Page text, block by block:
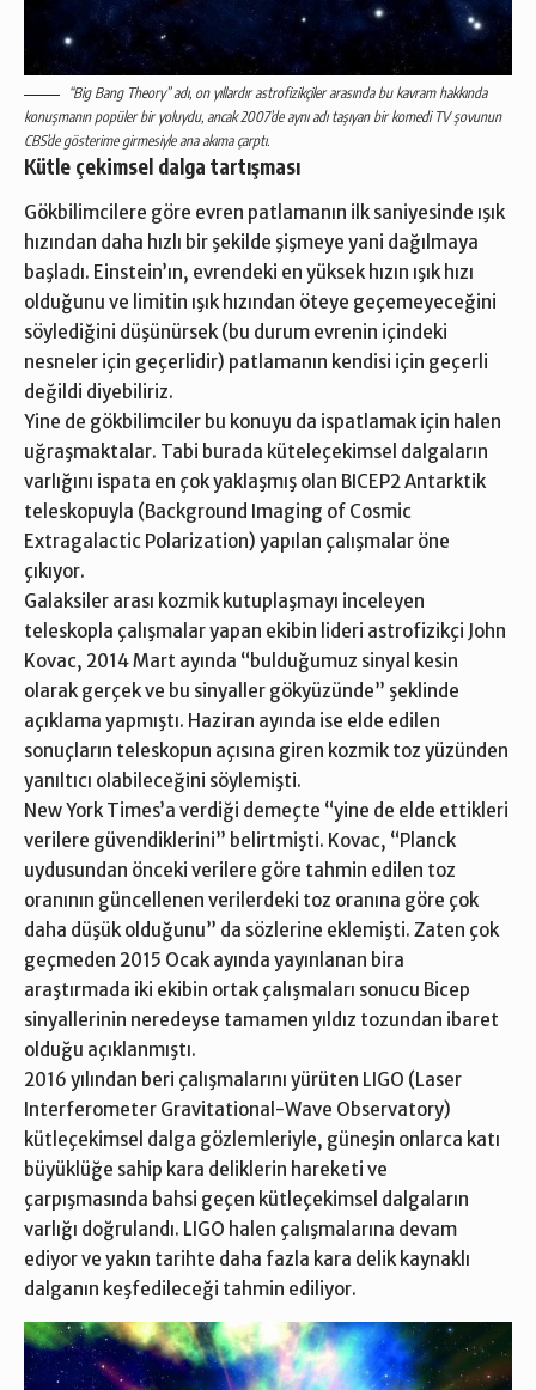
“Big Bang Theory” adı, on yıllardır astrofizikçiler arasında bu kavram hakkında
konuşmanın popüler bir yoluydu, ancak 2007’de aynı adı taşıyan bir komedi TV şovunun
CBS’de gösterime girmesiyle ana akıma çarptı.
Kütle çekimsel dalga tartışması
Gökbilimcilere göre evren patlamanın ilk saniyesinde ışık
hızından daha hızlı bir şekilde şişmeye yani dağılmaya
başladı. Einstein’ın, evrendeki en yüksek hızın ışık hızı
olduğunu ve limitin ışık hızından öteye geçemeyeceğini
söylediğini düşünürsek (bu durum evrenin içindeki
nesneler için geçerlidir) patlamanın kendisi için geçerli
değildi diyebiliriz.
Yine de gökbilimciler bu konuyu da ispatlamak için halen
uğraşmaktalar. Tabi burada küteleçekimsel dalgaların
varlığını ispata en çok yaklaşmış olan BICEP2 Antarktik
teleskopuyla (Background Imaging of Cosmic
Extragalactic Polarization) yapılan çalışmalar öne
çıkıyor.
Galaksiler arası kozmik kutuplaşmayı inceleyen
teleskopla çalışmalar yapan ekibin lideri astrofizikçi John
Kovac, 2014 Mart ayında “bulduğumuz sinyal kesin
olarak gerçek ve bu sinyaller gökyüzünde” şeklinde
açıklama yapmıştı. Haziran ayında ise elde edilen
sonuçların teleskopun açısına giren kozmik toz yüzünden
yanıltıcı olabileceğini söylemişti.
New York Times’a verdiği demeçte “yine de elde ettikleri
verilere güvendiklerini” belirtmişti. Kovac, “Planck
uydusundan önceki verilere göre tahmin edilen toz
oranının güncellenen verilerdeki toz oranına göre çok
daha düşük olduğunu” da sözlerine eklemişti. Zaten çok
geçmeden 2015 Ocak ayında yayınlanan bira
araştırmada iki ekibin ortak çalışmaları sonucu Bicep
sinyallerinin neredeyse tamamen yıldız tozundan ibaret
olduğu açıklanmıştı.
2016 yılından beri çalışmalarını yürüten LIGO (Laser
Interferometer Gravitational-Wave Observatory)
kütleçekimsel dalga gözlemleriyle, güneşin onlarca katı
büyüklüğe sahip kara deliklerin hareketi ve
çarpışmasında bahsi geçen kütleçekimsel dalgaların
varlığı doğrulandı. LIGO halen çalışmalarına devam
ediyor ve yakın tarihte daha fazla kara delik kaynaklı
dalganın keşfedileceği tahmin ediliyor.